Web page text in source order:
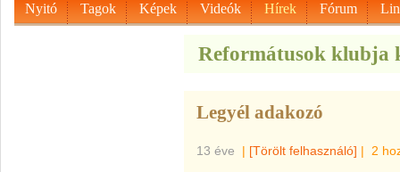
Nyitó Tagok Képek Videók Hírek Fórum
Reformátusok klubja
Legyél adakozó
13 éve | [Törölt felhasználó] | 2